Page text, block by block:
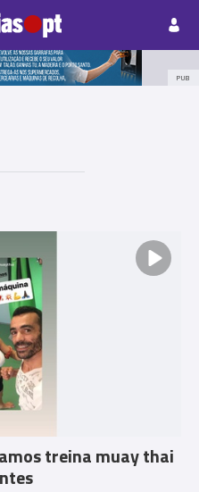
Paisagens
PUB
treina muay thai